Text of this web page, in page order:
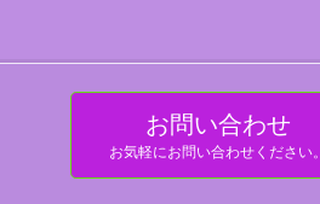
お問い合わせ
お気軽にお問い合わせください。